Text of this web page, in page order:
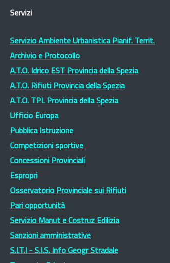
Servizi
Servizio Ambiente Urbanistica Pianif. Territ.
Archivio e Protocollo
A.T.O. Idrico EST Provincia della Spezia
A.T.O. Rifiuti Provincia della Spezia
A.T.O. TPL Provincia della Spezia
Ufficio Europa
Pubblica Istruzione
Competizioni sportive
Concessioni Provinciali
Espropri
Osservatorio Provinciale sui Rifiuti
Pari opportunità
Servizio Manut e Costruz Edilizia
Sanzioni amministrative
S.I.T.I - S.I.S. Info Geogr Stradale